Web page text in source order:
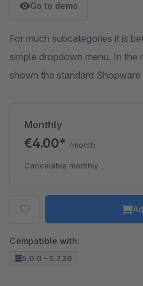
Go to demo
For much subcategories it is
simple dropdown menu. In the
shown the standard Shopware
Monthly
€4.00* /month
Cancelable monthly
Compatible with:
5.0.0 - 5.7.20